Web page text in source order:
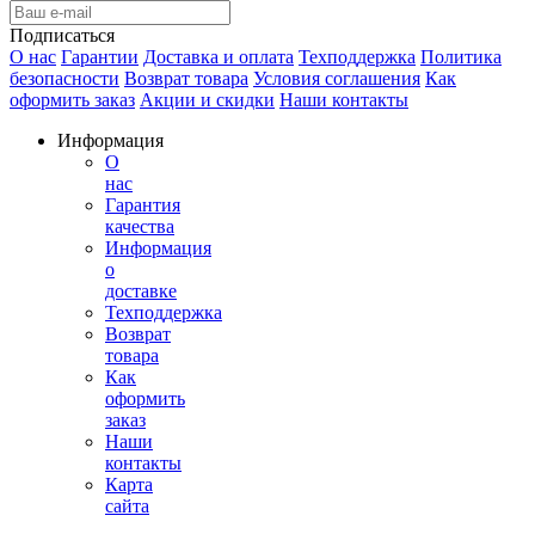
Подписаться
О нас Гарантии Доставка и оплата Техподдержка Политика
безопасности Возврат товара Условия соглашения Как
оформить заказ Акции и скидки Наши контакты
Информация
О
нас
Гарантия
качества
Информация
о
доставке
Техподдержка
Возврат
товара
Как
оформить
заказ
Наши
контакты
Карта
сайта